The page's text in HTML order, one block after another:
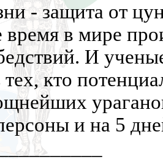
- защита от
время в мире
И
тех, кто
и на 5